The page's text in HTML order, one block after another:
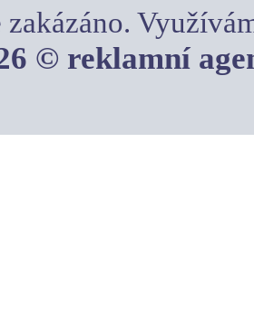
© reklamní